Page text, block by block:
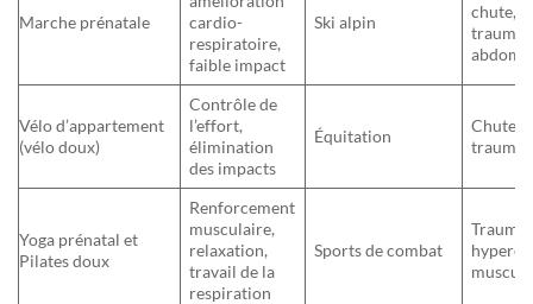
Marche prénatale
cardio-
respiratoire,
faible impact
Ski alpin
chute,
Vélo d’appartement
(vélo doux)
Contrôle de
l’effort,
élimination
des impacts
Équitation
Chutes,
Yoga prénatal et
Pilates doux
Renforcement
musculaire,
relaxation,
travail de la
respiration
Sports de combat